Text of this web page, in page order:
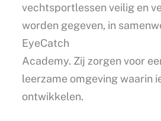
vechtsportlessen veilig en
worden gegeven, in
EyeCatch
Academy. Zij zorgen voor
leerzame omgeving waarin
ontwikkelen.